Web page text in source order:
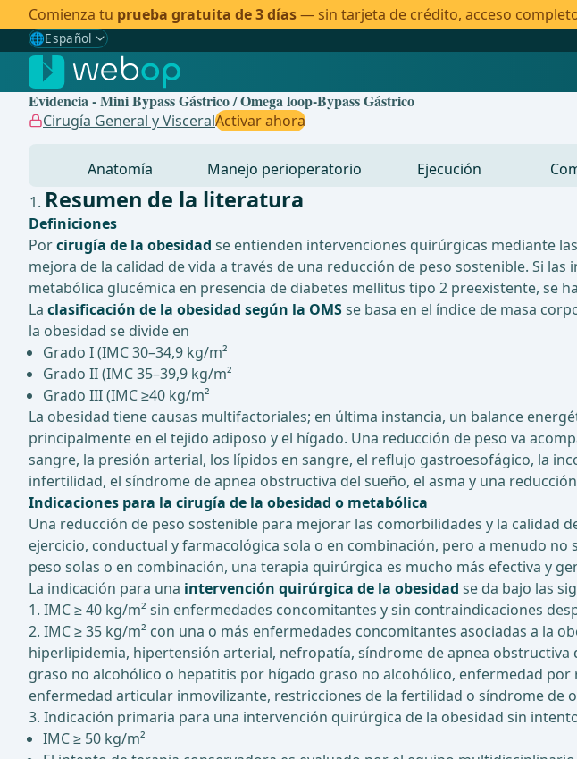
Comienza tu prueba gratuita de 3 días— sin tarjeta de crédito, acceso
🌐Español
Gewählte Sprache: Español
🇩🇪 Alemán
🇬🇧Inglés
Evidencia - Mini Bypass Gástrico / Omega loop-Bypass Gástrico
Cirugía General y VisceralActivar ahora
Anatomía Manejo perioperatorio Ejecución
Resumen de la literatura
Definiciones
Porcirugía de la obesidad se entienden intervenciones quirúrgicas mediante
mejora de la calidad de vida a través de una reducción de peso sostenible. Si
metabólica glucémica en presencia de diabetes mellitus tipo 2 preexistente, se
La clasificación de la obesidad según la OMSse basa en el índice de masa
la obesidad se divide en
Grado I (IMC 30–34,9 kg/m²
Grado II (IMC 35–39,9 kg/m²
Grado III (IMC ≥40 kg/m²
La obesidad tiene causas multifactoriales; en última instancia, un balance
principalmente en el tejido adiposo y el hígado. Una reducción de peso va
sangre, la presión arterial, los lípidos en sangre, el reflujo gastroesofágico, la
infertilidad, el síndrome de apnea obstructiva del sueño, el asma y una
Indicaciones para la cirugía de la obesidad o metabólica
Una reducción de peso sostenible para mejorar las comorbilidades y la
ejercicio, conductual y farmacológica sola o en combinación, pero a menudo
peso solas o en combinación, una terapia quirúrgica es mucho más efectiva y
La indicación para una intervención quirúrgica de la obesidad se da bajo las
1. IMC ≥ 40 kg/m² sin enfermedades concomitantes y sin contraindicaciones
2. IMC ≥ 35 kg/m² con una o más enfermedades concomitantes asociadas a la
hiperlipidemia, hipertensión arterial, nefropatía, síndrome de apnea
graso no alcohólico o hepatitis por hígado graso no alcohólico, enfermedad
enfermedad articular inmovilizante, restricciones de la fertilidad o síndrome de
3. Indicación primaria para una intervención quirúrgica de la obesidad sin
IMC ≥ 50 kg/m²